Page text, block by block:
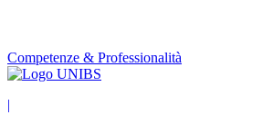
Competenze & Professionalità
|